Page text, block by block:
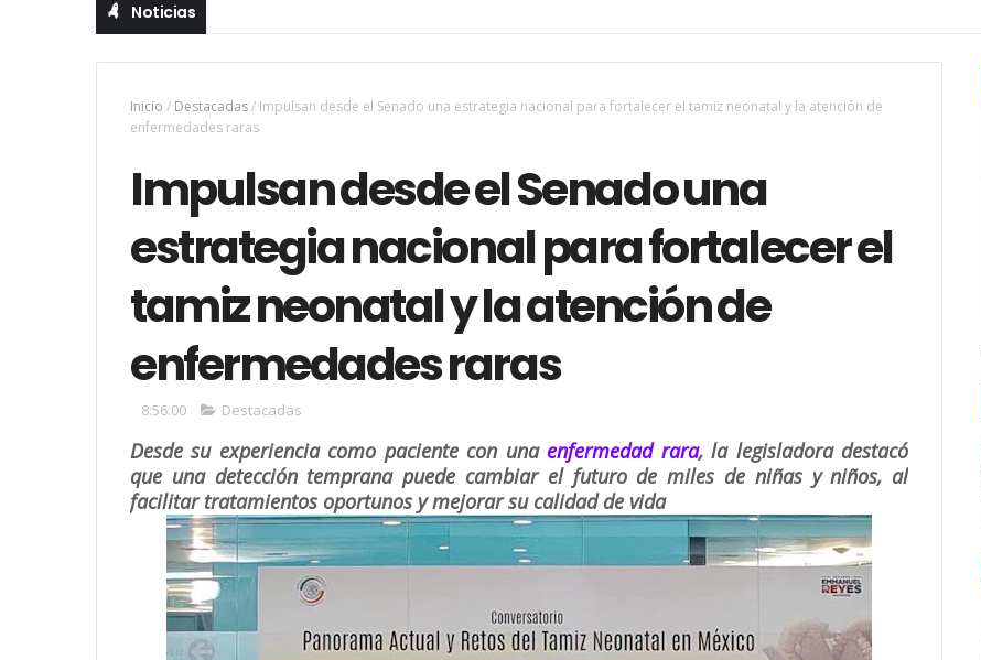
Noticias
Inicio / Destacadas/ Impulsan desde el Senado una estrategia nacional para fortalecer el tamiz neonatal y la atención de
enfermedades raras
Impulsan desde el Senado una
estrategia nacional para fortalecer el
tamiz neonatal y la atención de
enfermedades raras
8:56:00 Destacadas
Desde su experiencia como paciente con una enfermedad rara, la legisladora destacó
que una detección temprana puede cambiar el futuro de miles de niñas y niños, al
facilitar tratamientos oportunos y mejorar su calidad de vida